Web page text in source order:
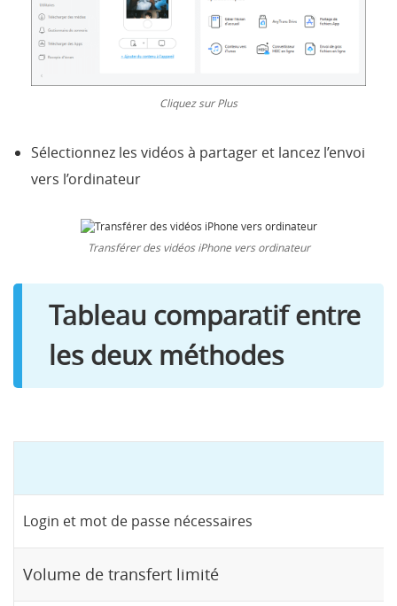
Cliquez sur Plus
Sélectionnez les vidéos à partager et lancez l’envoi
vers l’ordinateur
Transférer des vidéos iPhone vers ordinateur
Tableau comparatif entre
les deux méthodes
Login et mot de passe nécessaires
Volume de transfert limité